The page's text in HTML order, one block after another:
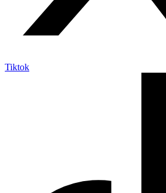
Tiktok